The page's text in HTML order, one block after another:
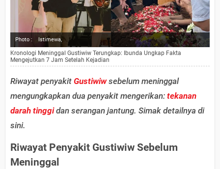
Photo : Istimewa,
Kronologi Meninggal Gustiwiw Terungkap: Ibunda Ungkap Fakta
Mengejutkan 7 Jam Setelah Kejadian
Riwayat penyakit Gustiwiwsebelum meninggal
mengungkapkan dua penyakit mengerikan: tekanan
darah tinggidan serangan jantung. Simak detailnya di
sini.
Riwayat Penyakit Gustiwiw Sebelum
Meninggal